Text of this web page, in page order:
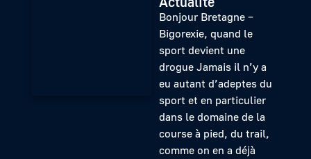
Bonjour Bretagne –
Bigorexie, quand le
sport devient une
drogue Jamais il n’y a
eu autant d’adeptes du
sport et en particulier
dans le domaine de la
course à pied, du trail,
comme on en a déjà